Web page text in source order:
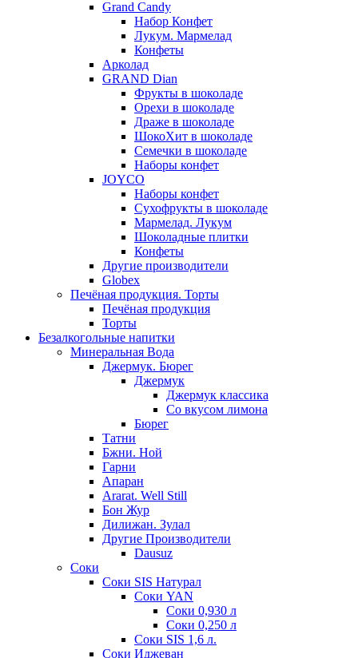
Grand Candy
Набор Конфет
Лукум. Мармелад
Конфеты
Арколад
GRAND Dian
Фрукты в шоколаде
Орехи в шоколаде
Драже в шоколаде
ШокоХит в шоколаде
Семечки в шоколаде
Наборы конфет
JOYCO
Наборы конфет
Сухофрукты в шоколаде
Мармелад. Лукум
Шоколадные плитки
Конфеты
Другие производители
Globex
Печёная продукция. Торты
Печёная продукция
Торты
Безалкогольные напитки
Минеральная Вода
Джермук. Бюрег
Джермук
Джермук классика
Со вкусом лимона
Бюрег
Татни
Бжни. Ной
Гарни
Апаран
Ararat. Well Still
Бон Жур
Дилижан. Зулал
Другие Производители
Dausuz
Соки
Соки SIS Натурал
Соки YAN
Соки 0,930 л
Соки 0,250 л
Соки SIS 1,6 л.
Соки Иджеван